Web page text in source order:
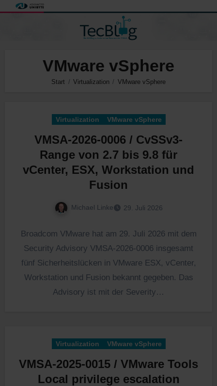
VMware vSphere
Start Virtualization VMware vSphere
Virtualization VMware vSphere
VMSA-2026-0006 / CvSSv3-
Range von 2.7 bis 9.8 für
vCenter, ESX, Workstation und
Fusion
Michael Linke 29. Juli 2026
Broadcom VMware hat am 29. Juli 2026 mit dem
Security Advisory VMSA-2026-0006 insgesamt
fünf Sicherheitslücken in VMware ESX, vCenter,
Workstation und Fusion bekannt gegeben. Das
Advisory ist mit der Severity…
Virtualization VMware vSphere
VMSA-2025-0015 / VMware Tools
Local privilege escalation